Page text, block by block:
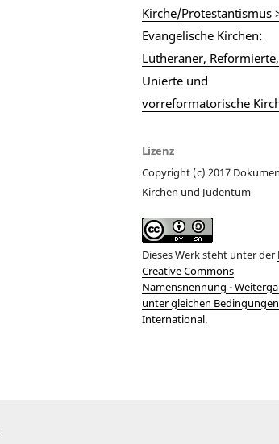
Kirche/Protestantismus
Evangelische Kirchen:
Lutheraner, Reformierte,
Unierte und
vorreformatorische
Lizenz
Copyright (c) 2017
Kirchen und Judentum
Dieses Werk steht unter der
Creative Commons
Namensnennung -
unter gleichen
International.